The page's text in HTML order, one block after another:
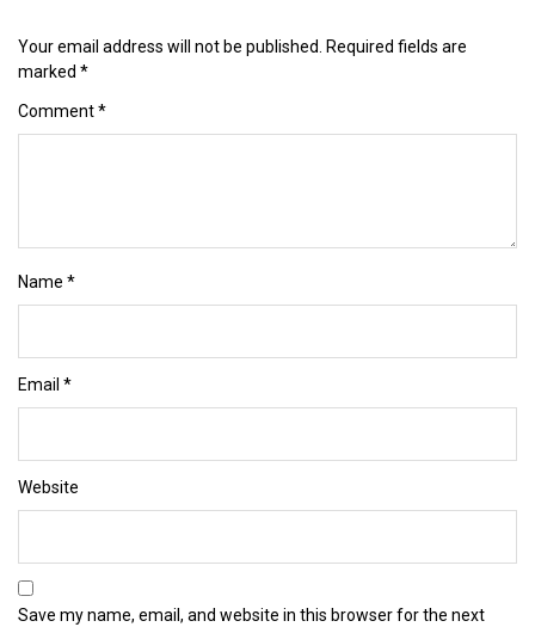
Your email address will not be published. Required fields are
marked *
Comment*
Name *
Email *
Website
Save my name, email, and website in this browser for the next